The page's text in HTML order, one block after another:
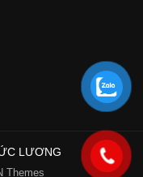
LƯƠNG
Themes